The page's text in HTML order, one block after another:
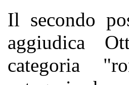
Il secondo
aggiudica
categoria